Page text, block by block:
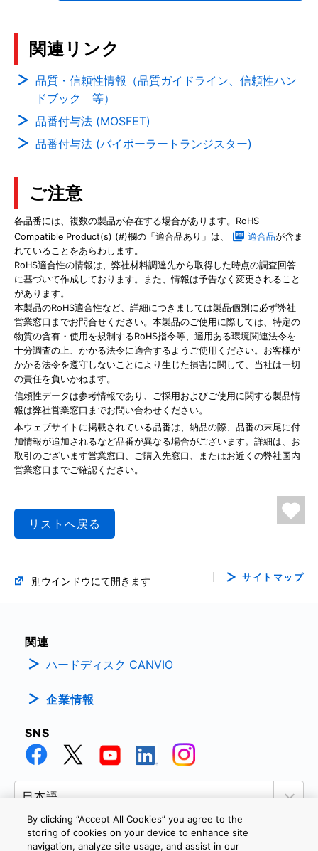
関連リンク
品質・信頼性情報（品質ガイドライン、信頼性ハン
ドブック 等）
品番付与法 (MOSFET)
品番付与法 (バイポーラートランジスター)
ご注意
各品番には、複数の製品が存在する場合があります。RoHS
Compatible Product(s) (#)欄の「適合品あり」は、
適合品が含ま
れていることをあらわします。
RoHS適合性の情報は、弊社材料調達先から取得した時点の調査回答
に基づいて作成しております。また、情報は予告なく変更されること
があります。
本製品のRoHS適合性など、詳細につきましては製品個別に必ず弊社
営業窓口までお問合せください。本製品のご使用に際しては、特定の
物質の含有・使用を規制するRoHS指令等、適用ある環境関連法令を
十分調査の上、かかる法令に適合するようご使用ください。お客様が
かかる法令を遵守しないことにより生じた損害に関して、当社は一切
の責任を負いかねます。
信頼性データは参考情報であり、ご採用およびご使用に関する製品情
報は弊社営業窓口までお問い合わせください。
本ウェブサイトに掲載されている品番は、納品の際、品番の末尾に付
加情報が追加されるなど品番が異なる場合がございます。詳細は、お
取引のございます営業窓口、ご購入先窓口、またはお近くの弊社国内
営業窓口までご確認ください。
リストへ戻る
別ウインドウにて開きます サイトマップ
関連
ハードディスク CANVIO
企業情報
SNS
By clicking “Accept All Cookies” you agree to the
storing of cookies on your device to enhance site
navigation, analyze site usage, and assist in our